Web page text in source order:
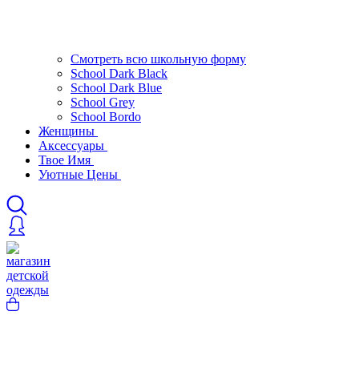
Смотреть всю школьную форму
School Dark Black
School Dark Blue
School Grey
School Bordo
Женщины
Аксессуары
Твое Имя
Уютные Цены